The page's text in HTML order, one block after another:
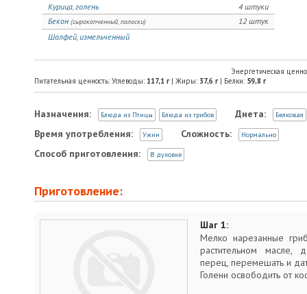
4 штуки
Курица, голень
12 штук
Бекон (сырокопченный, полоски)
Шалфей, измельченный
Энергетическая
Питательная ценность: Углеводы: 117,1 г| Жиры: 37,6 г| Белки: 59,8 г
Назначения: Блюда из Птицы Блюда из грибов Диета: Белковая
Время употребления: Ужин Сложность: Нормально
Способ приготовления: В духовке
Приготовление:
Шаг 1:
Мелко нарезанные
растительном масле,
перец, перемешать и
Голени освободить от